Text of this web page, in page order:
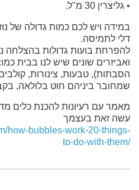
• גליצרין 30 מ"ל.
במידה ויש לכם כמות גדולה של
דלי לתמיסה.
להפרחת בועות גדולות
ואביזרים שונים שיש לנו בבית
הסבתות), טבעות, צינורות,
שמחובר ביניהם חוט בלולאה,
מאמר עם רעיונות להכנת כלים
עשה זאת בעצמך
how-bubbles-work-20-things-
to-do-with-them/